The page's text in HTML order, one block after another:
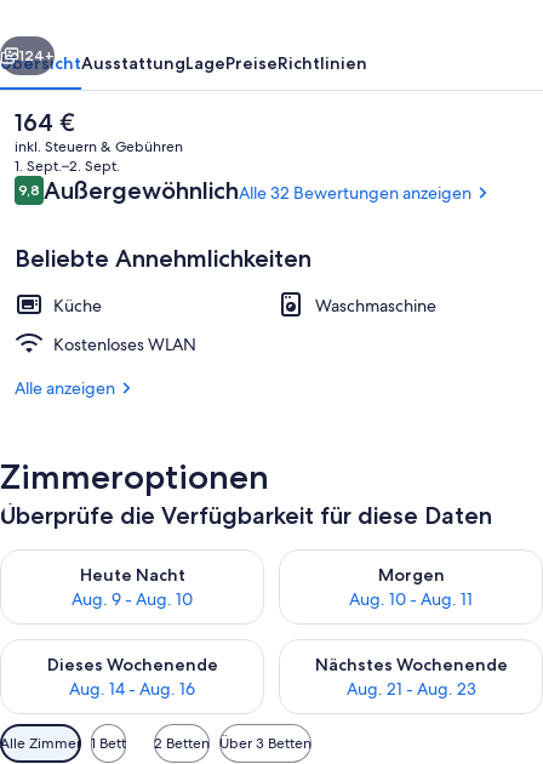
Innenbereich
Weiter
124+
ÜbersichtAusstattungLagePreiseRichtlinien
Der
aktuelle
Preis
beträgt
164 €.
164 €
inkl. Steuern & Gebühren
1. Sept.–2. Sept.
Bewertungen
9,89,8 von 10.
AußergewöhnlichAlle 32 Bewertungen anzeigen
Beliebte Annehmlichkeiten
Küche
Waschmaschine
Kostenloses WLAN
Alle anzeigen
Zimmeroptionen
Überprüfe die Verfügbarkeit für diese Daten
Heute Nacht
Aug. 9 - Aug. 10
Überprüfe die Verfügbarkeit für heute Nacht, Aug. 9 - Aug.
Morgen
Aug. 10 - Aug. 11
Überprüfe die Verfügbarkeit
Dieses Wochenende
Aug. 14 - Aug. 16
Überprüfe die Verfügbarkeit für dieses Wochenende, Aug. 14
Nächstes Wochenende
Aug. 21 - Aug. 23
Überprüfe die Verfügbarkeit
Verfügbare
Alle Zimmer 1 Bett 2 Betten Über 3 Betten